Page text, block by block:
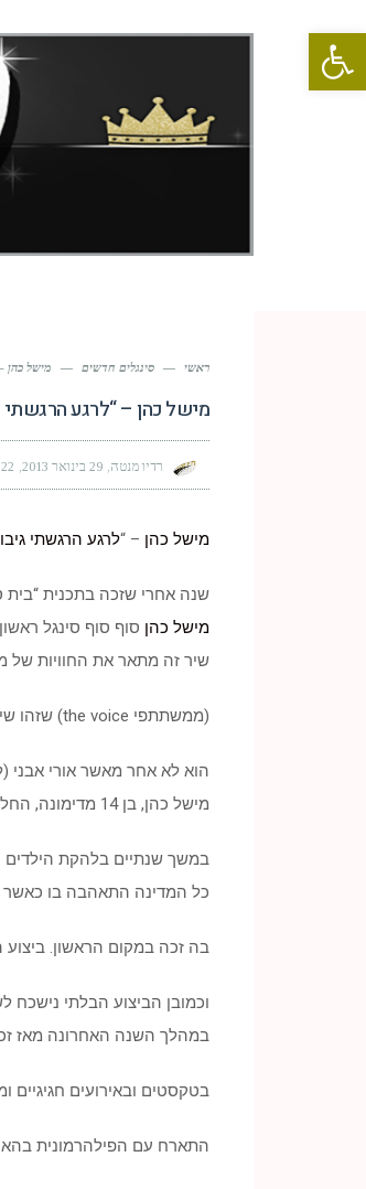
פתח סרגל נגישות
ראשי — סינגלים חדשים — מישל כהן
מישל כהן – “לרגע הרגשתי
רדיו מנטה 29 בינואר 2013
מישל כהן – “לרגע הרגשתי
שנה אחרי שזכה בתכנית “בית
מישל כהן סוף סוף סינגל
שיר זה מתאר את החוויות של
(ממשתתפי the voice) שזהו שיר הבכורה שלו. המפיק המוסיקלי של שירי האלבום
הוא לא אחר מאשר אורי אבני
מישל כהן, בן 14 מדימונה, החל את דרכו כפייטן בבית הכנסת בעירו ומשם כיכב
במשך שנתיים בלהקת הילדים
כל המדינה התאהבה בו כאשר
בה זכה במקום הראשון. ביצוע
וכמובן הביצוע הבלתי נישכח
במהלך השנה האחרונה מאז זכייתו
בטקסטים ובאירועים חגיגיים
התארח עם הפילהרמונית בהאנגר 11, יום העצמאות בבית הנשיא, מימונה